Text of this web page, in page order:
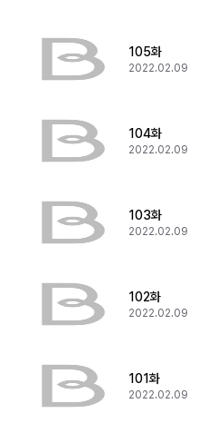
105화
2022.02.09
104화
2022.02.09
103화
2022.02.09
102화
2022.02.09
101화
2022.02.09